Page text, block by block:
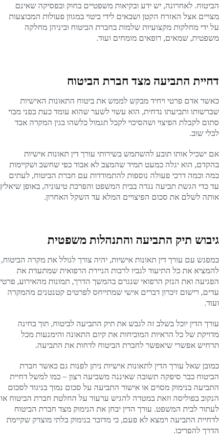
הביטוח. לאחרונה, יש ידע ובקיאות משפטיים בחוק ובפסיקה שאינם
מצויים אצל האזרח הקטן ושבאים לידי ביטוי במגוון פעולות המבוצעות
על ידי מחלקות מקצועיות שלמות בחברת הביטוח וביניהן מחלקה
משפטית, שמאים, רופאים מומחים ועוד.
דחיית התביעה מצד חברת הביטוח
כאשר אדם פרטי ויחיד מבקש לממש את ביטוח התאונות האישיות
שברשותו ותביעתו נדחית, הוא עשוי לשער שהוא עומד כעת בפני מבוי
סתום לקבלת הפיצוי ושהסיכוי לקבל תגמול כלשהו בגין המקרה אבד
לבלי שוב.
אם ישכיל אותו תובע להשתמש בשירותי עורך דין תאונות אישיות
בהקדם, הוא יגלה כמעט תמיד שהמצב לא אבוד כפי שחשב ושקיימות
כמה וכמה דרכי פעולה נוספות להתמודדות עם חברת הביטוח, לעתים
עד כדי הגשת תביעה נגדה בבית המשפט והפרכת טיעוניה, באופן שיאלץ
אותה לשלם את סכום הפיצויים המלא עד השקל האחרון.
גיבוש תיק התביעה והתנהלות משפטית
במפגש עם עורך דין תאונות אישיות, יהיה צורך לגולל את מקרה הביטוח,
להמציא את כל התיעוד לגביו לרבות הניירת הרפואית שמתעדת את
הפגיעה ואת הנזק הרפואי שנגרם בהמשך הדרך, תמונות מהאירוע, פרטי
עדים, רישום זיכרון דברים אישי שמתייחס לפרטים קטנטנים מהמקרה
ועוד.
עורך הדין יוכל בשלב זה לגבש את תיק התביעה לביטוח, תוך בחינה
מדויקת של כל הראיות המוכיחות את קיום התאונה והימנעות מכל
תרחיש אפשרי שיאפשר לחברת הביטוח לדחות את התביעה.
כמובן שאל עורך הדין לתאונות אישיות ניתן לפנות גם כאשר חברת
הביטוח כבר סיפקה תשובה שאיננה משביעה רצון – כמו למשל דחיית
התביעה בנימוק מסוים או אישור התביעה על סכום נמוך בניגוד לסכום
הנקוב בפוליסה וזאת במטרה להגיש ערעור על החלטת חברת הביטוח או
לעתור לבית המשפט. עורך הדין יבחן את הנימוק מצד חברת הביטוח
לדחיית התביעה וימצא לא פעם, כי מדובר בנימוק בלתי מוצדק שקיימת
הדרך להפריכו.